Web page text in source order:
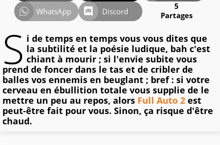
WhatsApp
Discord
5
Partages
S i de temps en temps vous vous dites que
la subtilité et la poésie ludique, bah c'est
chiant à mourir ; si l'envie subite vous
prend de foncer dans le tas et de cribler de
balles vos ennemis en beuglant ; bref : si votre
cerveau en ébullition totale vous supplie de le
mettre un peu au repos, alors Full Auto 2 est
peut-être fait pour vous. Sinon, ça risque d'être
chaud.